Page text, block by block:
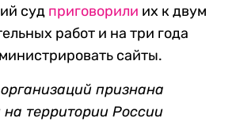
суд приговорили их к двум
работ и на три года
сайты.
признана
территории России